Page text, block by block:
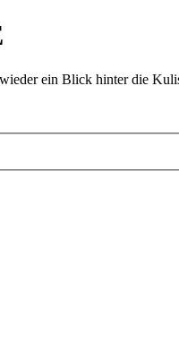
ein Blick hinter die